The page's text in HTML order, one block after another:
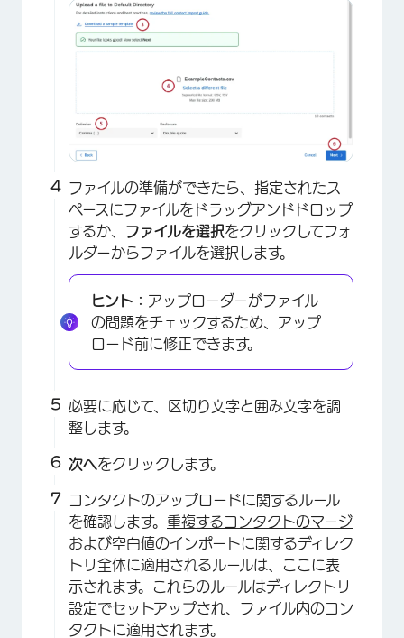
×
×
ファイルの準備ができたら、指定されたス
ペースにファイルをドラッグアンドドロップ
するか、 ファイルを選択をクリックしてフォ
ルダーからファイルを選択します。
ヒント： アップローダーがファイル
の問題をチェックするため、アップ
ロード前に修正できます。
必要に応じて、区切り文字と囲み文字を調
整します。
次へをクリックします。
コンタクトのアップロードに関するルール
を確認します。 重複するコンタクトのマージ
および空白値のインポートに関するディレク
トリ全体に適用されるルールは、ここに表
示されます。これらのルールはディレクトリ
設定でセットアップされ、ファイル内のコン
タクトに適用されます。